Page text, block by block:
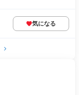
気になる